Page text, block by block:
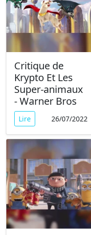
Critique de
Krypto Et Les
Super-animaux
- Warner Bros
Lire 26/07/2022